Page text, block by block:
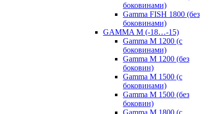
боковинами)
Gamma FISH 1800 (без
боковинами)
GAMMA M (-18…-15)
Gamma M 1200 (с
боковинами)
Gamma M 1200 (без
боковин)
Gamma M 1500 (с
боковинами)
Gamma M 1500 (без
боковин)
Gamma M 1800 (с